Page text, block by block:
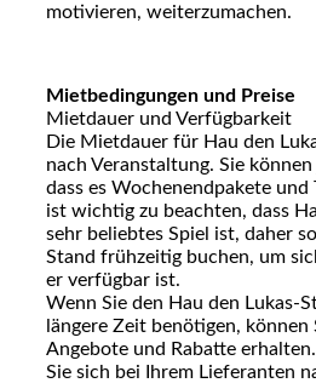
motivieren, weiterzumachen.
Mietbedingungen und Preise
Mietdauer und Verfügbarkeit
Die Mietdauer für Hau den
nach Veranstaltung. Sie
dass es Wochenendpakete und
ist wichtig zu beachten, dass
sehr beliebtes Spiel ist, daher
Stand frühzeitig buchen, um
er verfügbar ist.
Wenn Sie den Hau den Lukas-
längere Zeit benötigen, können
Angebote und Rabatte
Sie sich bei Ihrem Lieferanten